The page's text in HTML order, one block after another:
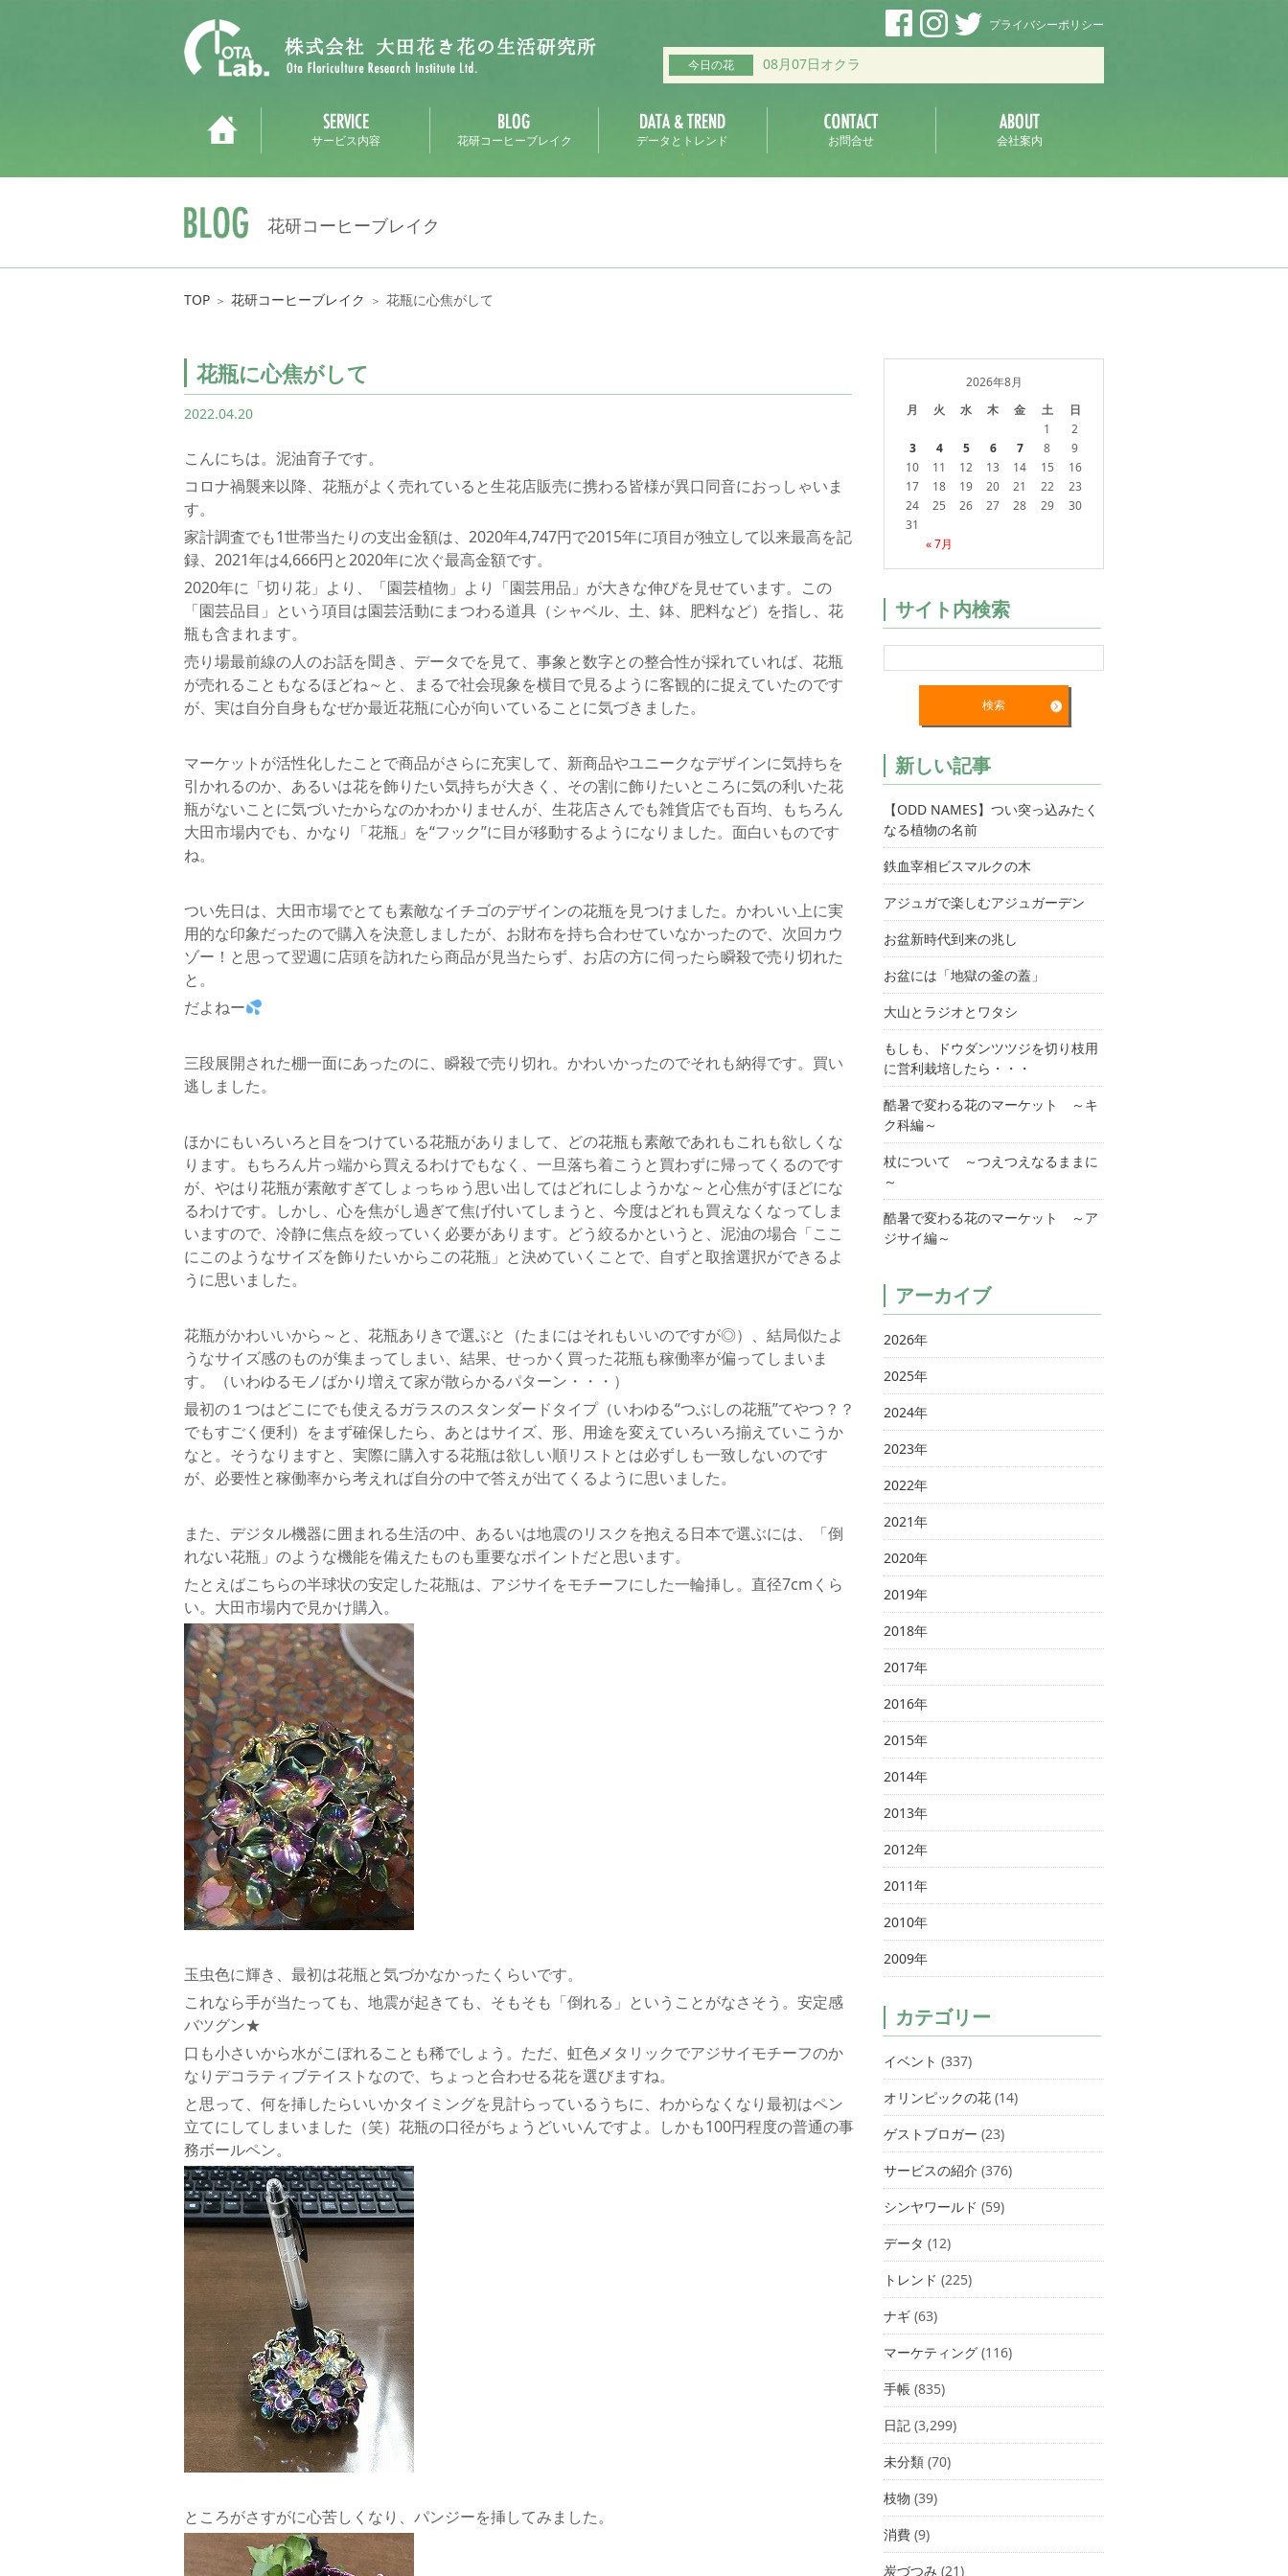
プライバシーポリシー
今日の花 08月07日オクラ
サービス内容 花研コーヒーブレイク データとトレンド お問合せ 会社案内
花研コーヒーブレイク
TOP ＞ 花研コーヒーブレイク ＞ 花瓶に心焦がして
花瓶に心焦がして
2022.04.20
こんにちは。泥油育子です。
コロナ禍襲来以降、花瓶がよく売れていると生花店販売に携わる皆様が異口同音におっしゃいま
す。
家計調査でも1世帯当たりの支出金額は、2020年4,747円で2015年に項目が独立して以来最高を記
録、2021年は4,666円と2020年に次ぐ最高金額です。
2020年に「切り花」より、「園芸植物」より「園芸用品」が大きな伸びを見せています。この
「園芸品目」という項目は園芸活動にまつわる道具（シャベル、土、鉢、肥料など）を指し、花
瓶も含まれます。
売り場最前線の人のお話を聞き、データでを見て、事象と数字との整合性が採れていれば、花瓶
が売れることもなるほどね～と、まるで社会現象を横目で見るように客観的に捉えていたのです
が、実は自分自身もなぜか最近花瓶に心が向いていることに気づきました。
マーケットが活性化したことで商品がさらに充実して、新商品やユニークなデザインに気持ちを
引かれるのか、あるいは花を飾りたい気持ちが大きく、その割に飾りたいところに気の利いた花
瓶がないことに気づいたからなのかわかりませんが、生花店さんでも雑貨店でも百均、もちろん
大田市場内でも、かなり「花瓶」を“フック”に目が移動するようになりました。面白いものです
ね。
つい先日は、大田市場でとても素敵なイチゴのデザインの花瓶を見つけました。かわいい上に実
用的な印象だったので購入を決意しましたが、お財布を持ち合わせていなかったので、次回カウ
ゾー！と思って翌週に店頭を訪れたら商品が見当たらず、お店の方に伺ったら瞬殺で売り切れた
と。
だよねー
三段展開された棚一面にあったのに、瞬殺で売り切れ。かわいかったのでそれも納得です。買い
逃しました。
ほかにもいろいろと目をつけている花瓶がありまして、どの花瓶も素敵であれもこれも欲しくな
ります。もちろん片っ端から買えるわけでもなく、一旦落ち着こうと買わずに帰ってくるのです
が、やはり花瓶が素敵すぎてしょっちゅう思い出してはどれにしようかな～と心焦がすほどにな
るわけです。しかし、心を焦がし過ぎて焦げ付いてしまうと、今度はどれも買えなくなってしま
いますので、冷静に焦点を絞っていく必要があります。どう絞るかというと、泥油の場合「ここ
にこのようなサイズを飾りたいからこの花瓶」と決めていくことで、自ずと取捨選択ができるよ
うに思いました。
花瓶がかわいいから～と、花瓶ありきで選ぶと（たまにはそれもいいのですが◎）、結局似たよ
うなサイズ感のものが集まってしまい、結果、せっかく買った花瓶も稼働率が偏ってしまいま
す。（いわゆるモノばかり増えて家が散らかるパターン・・・）
最初の１つはどこにでも使えるガラスのスタンダードタイプ（いわゆる“つぶしの花瓶”てやつ？？
でもすごく便利）をまず確保したら、あとはサイズ、形、用途を変えていろいろ揃えていこうか
なと。そうなりますと、実際に購入する花瓶は欲しい順リストとは必ずしも一致しないのです
が、必要性と稼働率から考えれば自分の中で答えが出てくるように思いました。
また、デジタル機器に囲まれる生活の中、あるいは地震のリスクを抱える日本で選ぶには、「倒
れない花瓶」のような機能を備えたものも重要なポイントだと思います。
たとえばこちらの半球状の安定した花瓶は、アジサイをモチーフにした一輪挿し。直径7cmくら
い。大田市場内で見かけ購入。
玉虫色に輝き、最初は花瓶と気づかなかったくらいです。
これなら手が当たっても、地震が起きても、そもそも「倒れる」ということがなさそう。安定感
バツグン★
口も小さいから水がこぼれることも稀でしょう。ただ、虹色メタリックでアジサイモチーフのか
なりデコラティブテイストなので、ちょっと合わせる花を選びますね。
と思って、何を挿したらいいかタイミングを見計らっているうちに、わからなくなり最初はペン
立てにしてしまいました（笑）花瓶の口径がちょうどいいんですよ。しかも100円程度の普通の事
務ボールペン。
ところがさすがに心苦しくなり、パンジーを挿してみました。
2026年8月
月
火 水 木 金 土 日
« 7月
1
2
3
4 5 6 7 8
9
10
11 12 13 14 15
16
17
18 19 20 21 22
23
24
25 26 27 28 29
30
31
サイト内検索
新しい記事
【ODD NAMES】つい突っ込みたく
なる植物の名前
鉄血宰相ビスマルクの木
アジュガで楽しむアジュガーデン
お盆新時代到来の兆し
お盆には「地獄の釜の蓋」
大山とラジオとワタシ
もしも、ドウダンツツジを切り枝用
に営利栽培したら・・・
酷暑で変わる花のマーケット ～キ
ク科編～
杖について ～つえつえなるままに
～
酷暑で変わる花のマーケット ～ア
ジサイ編～
アーカイブ
2026年
2025年
2024年
2023年
2022年
2021年
2020年
2019年
2018年
2017年
2016年
2015年
2014年
2013年
2012年
2011年
2010年
2009年
カテゴリー
イベント (337)
オリンピックの花 (14)
ゲストブロガー (23)
サービスの紹介 (376)
シンヤワールド (59)
データ (12)
トレンド (225)
ナギ (63)
マーケティング (116)
手帳 (835)
日記 (3,299)
未分類 (70)
枝物 (39)
消費 (9)
炭づつみ (21)